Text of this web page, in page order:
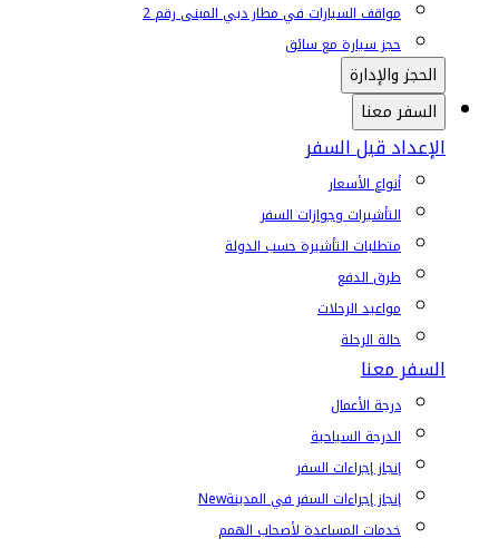
مواقف السيارات في مطار دبي المبنى رقم 2
حجز سيارة مع سائق
الحجز والإدارة
السفر معنا
الإعداد قبل السفر
أنواع الأسعار
التأشيرات وجوازات السفر
متطلبات التأشيرة حسب الدولة
طرق الدفع
مواعيد الرحلات
حالة الرحلة
السفر معنا
درجة الأعمال
الدرجة السياحية
إنجاز إجراءات السفر
إنجاز إجراءات السفر في المدينةNew
خدمات المساعدة لأصحاب الهمم